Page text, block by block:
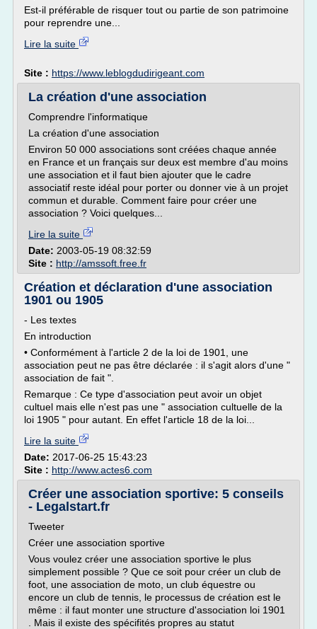
Est-il préférable de risquer tout ou partie de son patrimoine
pour reprendre une...
Lire la suite
Site : https://www.leblogdudirigeant.com
La création d'une association
Comprendre l'informatique
La création d'une association
Environ 50 000 associations sont créées chaque année
en France et un français sur deux est membre d'au moins
une association et il faut bien ajouter que le cadre
associatif reste idéal pour porter ou donner vie à un projet
commun et durable. Comment faire pour créer une
association ? Voici quelques...
Lire la suite
Date: 2003-05-19 08:32:59
Site : http://amssoft.free.fr
Création et déclaration d'une association
1901 ou 1905
- Les textes
En introduction
• Conformément à l'article 2 de la loi de 1901, une
association peut ne pas être déclarée : il s'agit alors d'une "
association de fait ".
Remarque : Ce type d'association peut avoir un objet
cultuel mais elle n'est pas une " association cultuelle de la
loi 1905 " pour autant. En effet l'article 18 de la loi...
Lire la suite
Date: 2017-06-25 15:43:23
Site : http://www.actes6.com
Créer une association sportive: 5 conseils
- Legalstart.fr
Tweeter
Créer une association sportive
Vous voulez créer une association sportive le plus
simplement possible ? Que ce soit pour créer un club de
foot, une association de moto, un club équestre ou
encore un club de tennis, le processus de création est le
même : il faut monter une structure d'association loi 1901
. Mais il existe des spécifités propres au statut